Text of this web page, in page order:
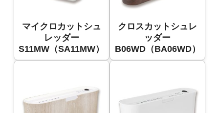
マイクロカットシュ
レッダー
S11MW（SA11MW）
クロスカットシュレ
ッダー
B06WD（BA06WD）